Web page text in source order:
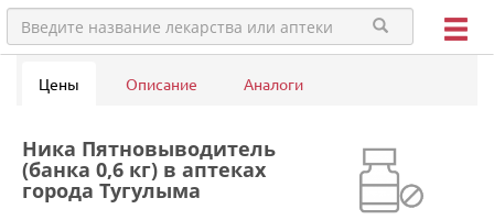
Цены Описание Аналоги
Ника Пятновыводитель
(банка 0,6 кг) в аптеках
города Тугулыма